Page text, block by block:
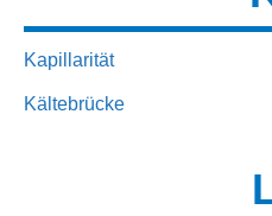
Kapillarität
Kältebrücke